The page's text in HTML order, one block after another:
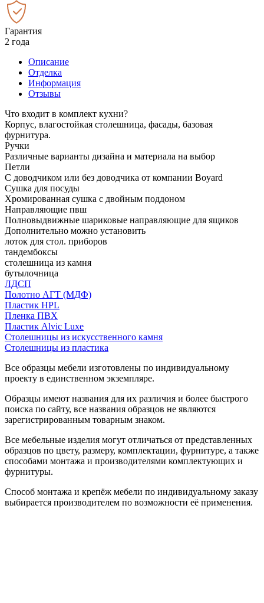
Гарантия
2 года
Описание
Отделка
Информация
Отзывы
Что входит в комплект кухни?
Корпус, влагостойкая столешница, фасады, базовая
фурнитура.
Ручки
Различные варианты дизайна и материала на выбор
Петли
С доводчиком или без доводчика от компании Boyard
Сушка для посуды
Хромированная сушка с двойным поддоном
Направляющие пвш
Полновыдвижные шариковые направляющие для ящиков
Дополнительно можно установить
лоток для стол. приборов
тандембоксы
столешница из камня
бутылочница
ЛДСП
Полотно АГТ (МДФ)
Пластик HPL
Пленка ПВХ
Пластик Alvic Luxe
Столешницы из искусственного камня
Столешницы из пластика
Все образцы мебели изготовлены по индивидуальному
проекту в единственном экземпляре.
Образцы имеют названия для их различия и более быстрого
поиска по сайту, все названия образцов не являются
зарегистрированным товарным знаком.
Все мебельные изделия могут отличаться от представленных
образцов по цвету, размеру, комплектации, фурнитуре, а также
способами монтажа и производителями комплектующих и
фурнитуры.
Способ монтажа и крепёж мебели по индивидуальному заказу
выбирается производителем по возможности её применения.